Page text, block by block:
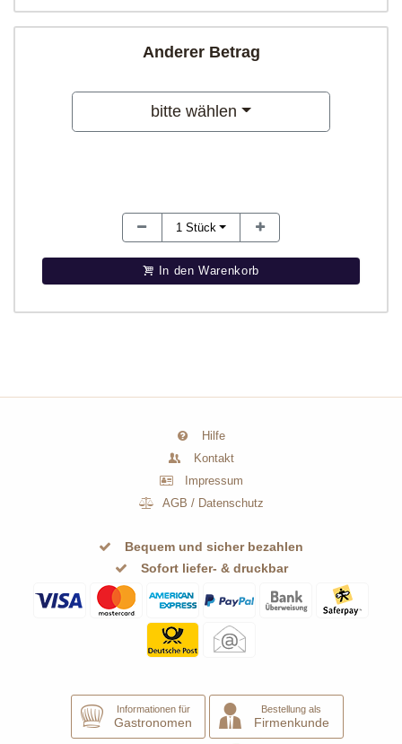
Anderer Betrag
bitte wählen
1 Stück
In den Warenkorb
Hilfe
Kontakt
Impressum
AGB / Datenschutz
Bequem und sicher bezahlen
Sofort liefer- & druckbar
Informationen für
Gastronomen
Bestellung als
Firmenkunde